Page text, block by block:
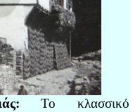
Το κλασσικό